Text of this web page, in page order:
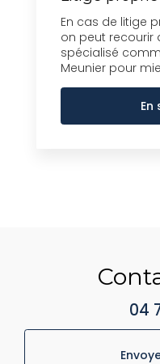
En cas de litige
on peut recourir
spécialisé
Meunier pour
En
04